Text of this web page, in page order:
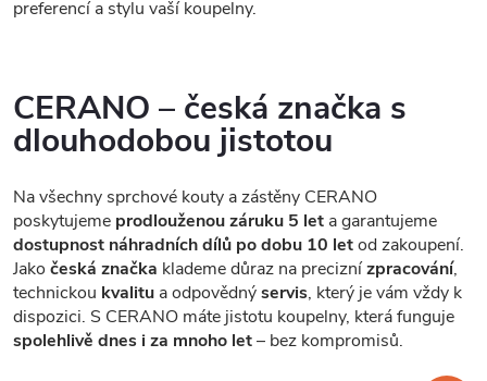
preferencí a stylu vaší koupelny.
CERANO – česká značka s
dlouhodobou jistotou
Na všechny sprchové kouty a zástěny CERANO
poskytujeme prodlouženou záruku 5 let a garantujeme
dostupnost náhradních dílů po dobu 10 letod zakoupení.
Jako česká značka klademe důraz na preciznízpracování,
technickou kvalitu a odpovědnýservis, který je vám vždy k
dispozici. S CERANO máte jistotu koupelny, která funguje
spolehlivě dnes i za mnoho let– bez kompromisů.